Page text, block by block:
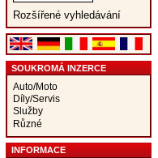
Rozšířené vyhledávání
SOUKROMÁ INZERCE
Auto/Moto
Díly/Servis
Služby
Různé
INFORMACE